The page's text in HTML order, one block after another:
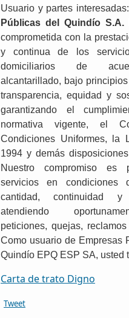
Usuario y partes interesadas:
Públicas del Quindío S.A.
comprometida con la
y continua de los
domiciliarios de
alcantarillado, bajo
transparencia, equidad y
garantizando el
normativa vigente, el
Condiciones Uniformes, la
1994 y demás
Nuestro compromiso es
servicios en condiciones
cantidad, continuidad y
atendiendo
peticiones, quejas,
Como usuario de Empresas
Quindío EPQ ESP SA, usted
Carta de trato Digno
Tweet